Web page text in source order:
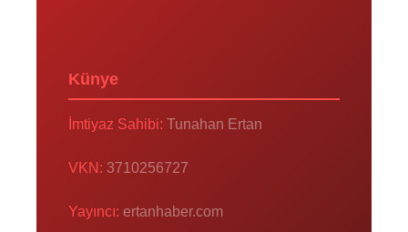
Künye
İmtiyaz Sahibi: Tunahan Ertan
VKN: 3710256727
Yayıncı: ertanhaber.com